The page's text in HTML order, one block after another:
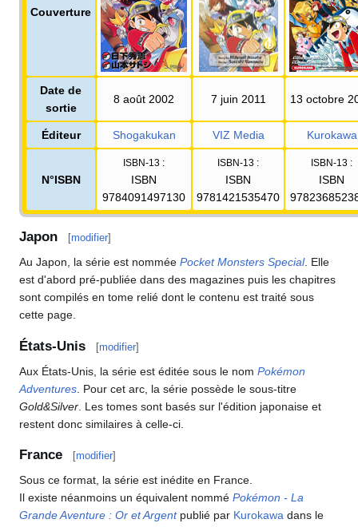
Couverture
Date de
sortie
8 août 2002 7 juin 2011 13 octobre
Éditeur Shogakukan VIZ Media Kurokawa
N°ISBN
ISBN-13 :
ISBN
9784091497130
ISBN-13 :
ISBN
9781421535470
ISBN-13 :
ISBN
Japon [modifier]
Au Japon, la série est nommée Pocket Monsters Special. Elle
est d'abord pré-publiée dans des magazines puis les chapitres
sont compilés en tome relié dont le contenu est traité sous
cette page.
États-Unis [modifier]
Aux États-Unis, la série est éditée sous le nom Pokémon
Adventures . Pour cet arc, la série possède le sous-titre
Gold&Silver . Les tomes sont basés sur l'édition japonaise et
restent donc similaires à celle-ci.
France [modifier]
Sous ce format, la série est inédite en France.
Il existe néanmoins un équivalent nommé Pokémon - La
Grande Aventure : Or et Argentpublié par Kurokawa dans le